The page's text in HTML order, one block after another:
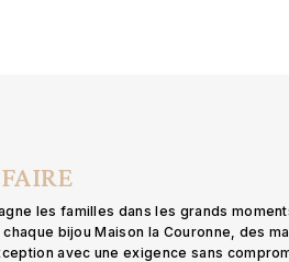
les familles dans les grands
bijou Maison la Couronne, des
avec une exigence sans